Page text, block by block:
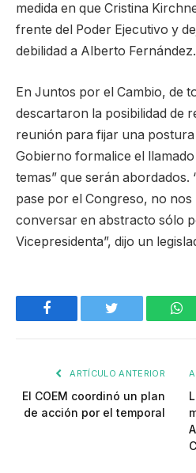
medida en que Cristina
frente del Poder Ejecutivo y
debilidad a Alberto Fernández.
En Juntos por el Cambio, de
descartaron la posibilidad de
reunión para fijar una
Gobierno formalice el
temas” que serán abordados.
pase por el Congreso, no nos
conversar en abstracto sólo
Vicepresidenta”, dijo un
Facebook Twitter
ARTÍCULO ANTERIOR
El COEM coordinó un plan
de acción por el temporal